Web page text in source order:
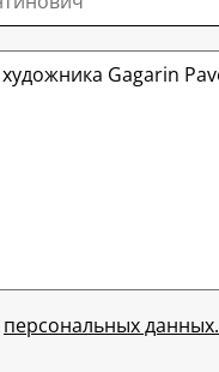
персональных данных.